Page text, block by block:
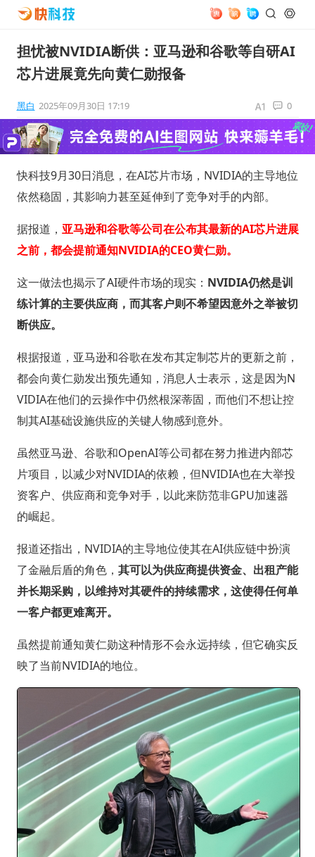
担忧被NVIDIA断供：亚马逊和谷歌等自研AI
芯片进展竟先向黄仁勋报备
黑白 2025年09月30日 17:19 0
快科技9月30日消息，在AI芯片市场，NVIDIA的主导地位
依然稳固，其影响力甚至延伸到了竞争对手的内部。
据报道， 亚马逊和谷歌等公司在公布其最新的AI芯片进展
之前，都会提前通知NVIDIA的CEO黄仁勋。
这一做法也揭示了AI硬件市场的现实： NVIDIA仍然是训
练计算的主要供应商，而其客户则不希望因意外之举被切
断供应。
根据报道，亚马逊和谷歌在发布其定制芯片的更新之前，
都会向黄仁勋发出预先通知，消息人士表示，这是因为N
VIDIA在他们的云操作中仍然根深蒂固，而他们不想让控
制其AI基础设施供应的关键人物感到意外。
虽然亚马逊、谷歌和OpenAI等公司都在努力推进内部芯
片项目，以减少对NVIDIA的依赖，但NVIDIA也在大举投
资客户、供应商和竞争对手，以此来防范非GPU加速器
的崛起。
报道还指出，NVIDIA的主导地位使其在AI供应链中扮演
了金融后盾的角色， 其可以为供应商提供资金、出租产能
并长期采购，以维持对其硬件的持续需求，这使得任何单
一客户都更难离开。
虽然提前通知黄仁勋这种情形不会永远持续，但它确实反
映了当前NVIDIA的地位。